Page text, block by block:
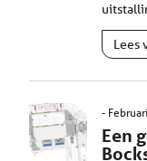
Lees
Een